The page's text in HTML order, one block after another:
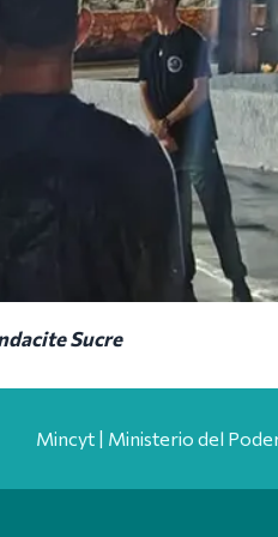
Sucre
Mincyt | Ministerio del